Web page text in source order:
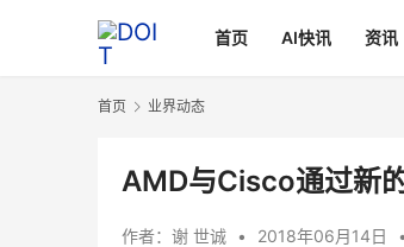
首页 AI快讯 资讯
首页 业界动态
AMD与Cisco通过新
作者： 谢 世诚 • 2018年06月14日 •